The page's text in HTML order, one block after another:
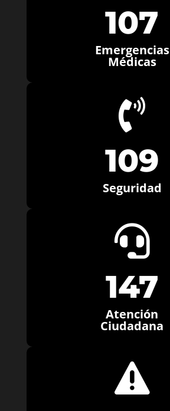
107
Emergencias
Médicas

109
Seguridad

147
Atención
Ciudadana
